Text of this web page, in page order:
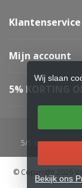
Klantenservice
Mijn account
5% KORTING
5/ sterren op
Wij slaan
Bekijk ons
© Copyright 2026